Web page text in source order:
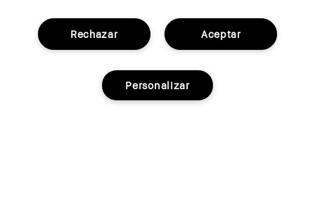
TÉRMINOS Y CONDICIONES
POLÍTICA DE PRIVACIDAD
Aceptar
Rechazar
Personalizar